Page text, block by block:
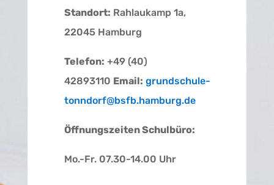
Standort: Rahlaukamp 1a,
22045 Hamburg
Telefon: +49 (40)
42893110 Email: grundschule-
tonndorf@bsfb.hamburg.de
Öffnungszeiten Schulbüro:
Mo.-Fr. 07.30-14.00 Uhr